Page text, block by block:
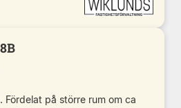
Fördelat på större rum om ca